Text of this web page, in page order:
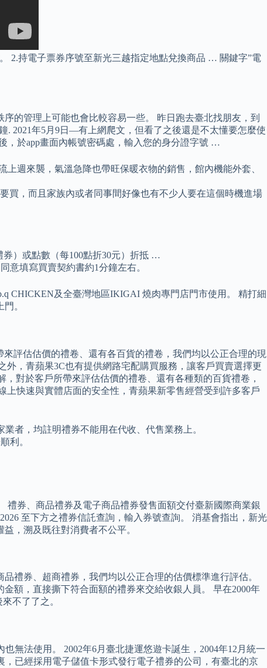
2.持電子票券序號至新光三越指定地點兌換商品 … 關鍵字”電
的管理上可能也會比較容易一些。 昨日跑去臺北找朋友，到
. 2021年5月9日—有上網爬文，但看了之後還是不太懂要怎麼使
，於app畫面內帳號密碼處，輸入您的身分證字號 …
週來襲，氣溫急降也帶旺保暖衣物的銷售，館內機能外套、
買，而且家族內或者同事間好像也有不少人要在這個時機進場
）或點數（每100點折30元）折抵 …
意填寫買賣契約書約1分鐘左右。
CHICKEN及全臺灣地區IKIGAI 燒肉專門店門市使用。 精打細
。
評估估價的禮卷、還有各百貨的禮卷，我們均以公正合理的現
，青蘋果3C也有提供網路宅配購買服務，讓客戶買賣選擇更
對於客戶所帶來評估估價的禮卷、還有各種類的百貨禮卷，
快速與實體店面的安全性，青蘋果新零售經營受到許多客戶
者，均註明禮券不能用在代收、代售業務上。
利。
禮券、商品禮券及電子商品禮券發售面額交付臺新國際商業銀
至下方之禮券信託查詢，輸入券號查詢。 消基會指出，新光
，溯及既往對消費者不公平。
禮券、超商禮券，我們均以公正合理的估價標準進行評估。
額，直接撕下符合面額的禮券來交給收銀人員。 早在2000年
不了了之。
無法使用。 2002年6月臺北捷運悠遊卡誕生，2004年12月統一
已經採用電子儲值卡形式發行電子禮券的公司，有臺北的京